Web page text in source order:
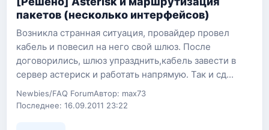
пакетов (несколько интерфейсов)
Возникла странная ситуация, провайдер провел
кабель и повесил на него свой шлюз. После
договорились, шлюз упразднить,кабель завести в
сервер астериск и работать напрямую. Так и сд...
Newbies/FAQ ForumАвтор: max73
Последнее: 16.09.2011 23:22